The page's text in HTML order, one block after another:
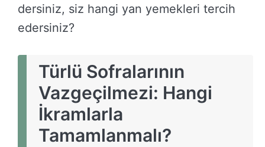
dersiniz, siz hangi yan yemekleri tercih
edersiniz?
Türlü Sofralarının
Vazgeçilmezi: Hangi
İkramlarla
Tamamlanmalı?